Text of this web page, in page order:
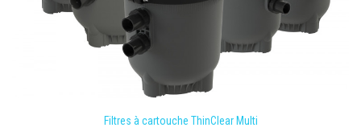
Filtres à cartouche ThinClear Multi